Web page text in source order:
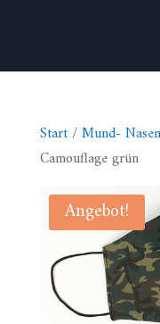
Start/Mund-
Camouflage grün
Angebot!